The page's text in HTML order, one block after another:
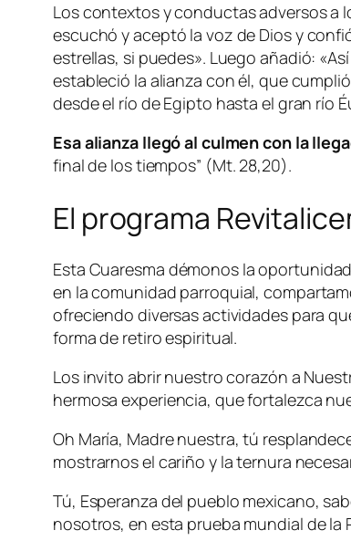
Los contextos y conductas adversos a
escuchó y aceptó la voz de Dios y
estrellas, si puedes». Luego añadió:
estableció la alianza con él, que
desde el río de Egipto hasta el gran río
Esa alianza llegó al culmen con la
final de los tiempos” (Mt. 28,20).
El programa
Esta Cuaresma démonos la
en la comunidad parroquial,
ofreciendo diversas actividades para
forma de retiro espiritual.
Los invito abrir nuestro corazón a
hermosa experiencia, que fortalezca
Oh María, Madre nuestra, tú
mostrarnos el cariño y la ternura
Tú, Esperanza del pueblo mexicano,
nosotros, en esta prueba mundial de la